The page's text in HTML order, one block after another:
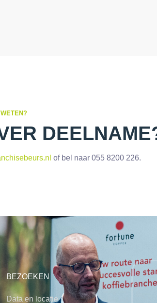
of bel naar 055 8200 226.
BEZOEKEN
Data en locatie